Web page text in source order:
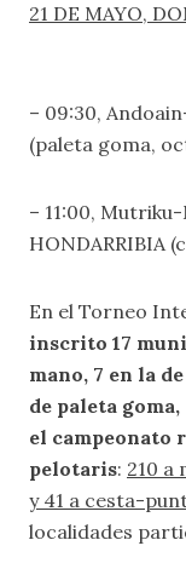
21 DE MAYO,
– 09:30,
(paleta goma,
– 11:00,
HONDARRIBIA
En el Torneo
inscrito 17
mano, 7 en la
de paleta
el campeonato
pelotaris: 210 a
y 41 a cesta-
localidades